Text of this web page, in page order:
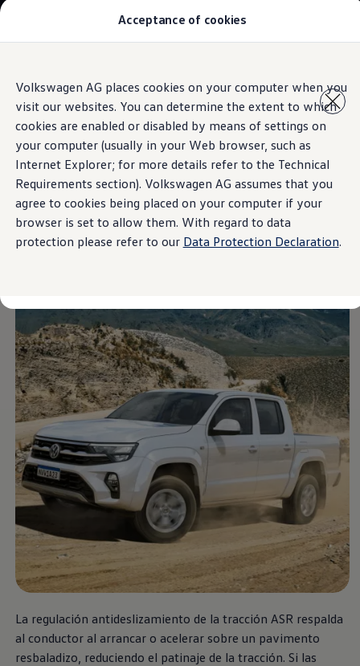
Acceptance of cookies
Volkswagen AG places cookies on your computer when you
visit our websites. You can determine the extent to which
cookies are enabled or disabled by means of settings on
your computer (usually in your Web browser, such as
Internet Explorer; for more details refer to the Technical
Requirements section). Volkswagen AG assumes that you
agree to cookies being placed on your computer if your
browser is set to allow them. With regard to data
protection please refer to our Data Protection Declaration.
contenido
principal
a pie
de
página
Modelos y Concesionarios
Contáctanos
Marca y Experiencia
Volkswagen Honduras
Latin NCAP
Espacio Exclusivo para Prensa
Tengo un Volkswagen
Manuales Volkswagen
Noticias
NuevoAmarok
Cotiza Aqui
Information
ASR - Control de
tracción
La regulación antideslizamiento de la tracción ASR respalda
al conductor al arrancar o acelerar sobre un pavimento
resbaladizo, reduciendo el patinaje de la tracción. Si las